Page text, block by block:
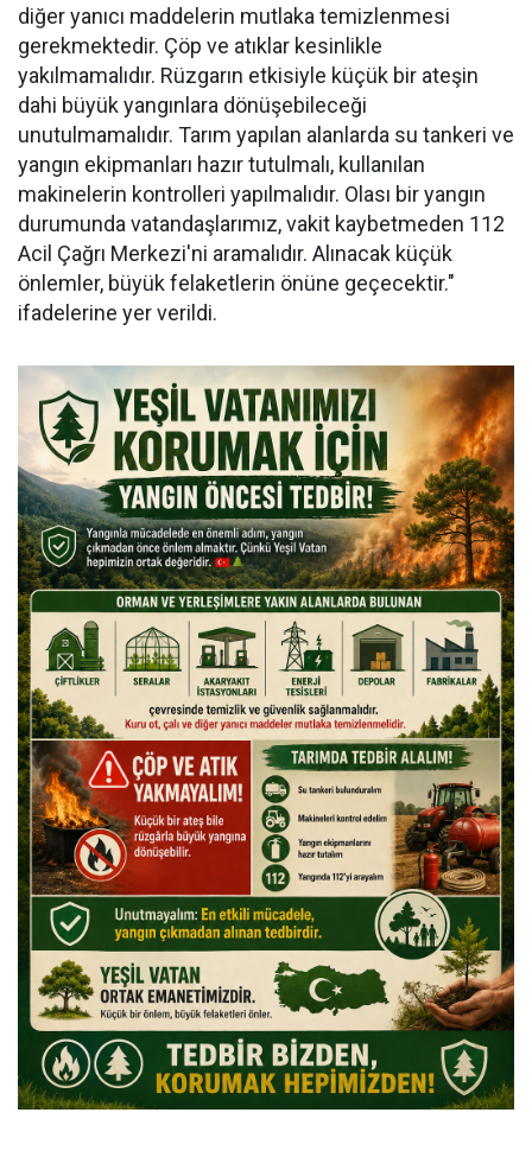
diğer yanıcı maddelerin mutlaka temizlenmesi
gerekmektedir. Çöp ve atıklar kesinlikle
yakılmamalıdır. Rüzgarın etkisiyle küçük bir ateşin
dahi büyük yangınlara dönüşebileceği
unutulmamalıdır. Tarım yapılan alanlarda su tankeri ve
yangın ekipmanları hazır tutulmalı, kullanılan
makinelerin kontrolleri yapılmalıdır. Olası bir yangın
durumunda vatandaşlarımız, vakit kaybetmeden 112
Acil Çağrı Merkezi'ni aramalıdır. Alınacak küçük
önlemler, büyük felaketlerin önüne geçecektir."
ifadelerine yer verildi.